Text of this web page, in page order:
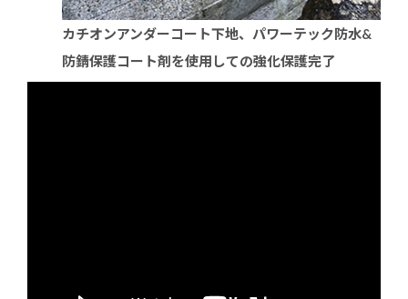
カチオンアンダーコート下地、パワーテック防水&
防錆保護コート剤を使用しての強化保護完了